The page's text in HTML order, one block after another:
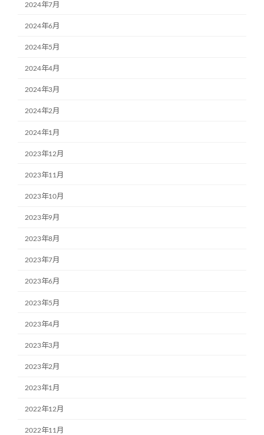
2024年7月
2024年6月
2024年5月
2024年4月
2024年3月
2024年2月
2024年1月
2023年12月
2023年11月
2023年10月
2023年9月
2023年8月
2023年7月
2023年6月
2023年5月
2023年4月
2023年3月
2023年2月
2023年1月
2022年12月
2022年11月